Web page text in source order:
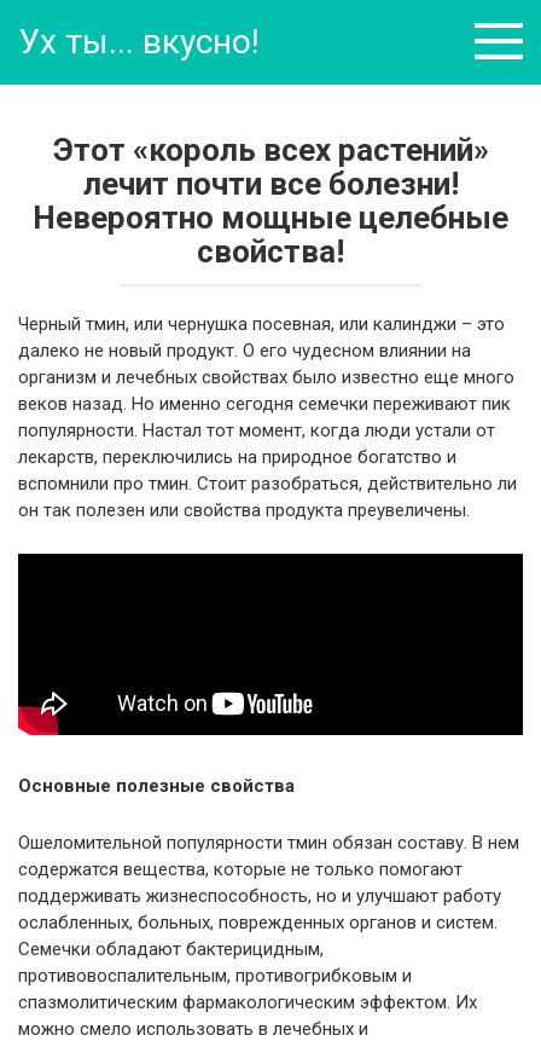
Ух ты... вкусно!
Этот «король всех растений»
лечит почти все болезни!
Невероятно мощные целебные
свойства!
Черный тмин, или чернушка посевная, или калинджи – это
далеко не новый продукт. О его чудесном влиянии на
организм и лечебных свойствах было известно еще много
веков назад. Но именно сегодня семечки переживают пик
популярности. Настал тот момент, когда люди устали от
лекарств, переключились на природное богатство и
вспомнили про тмин. Стоит разобраться, действительно ли
он так полезен или свойства продукта преувеличены.
Основные полезные свойства
Ошеломительной популярности тмин обязан составу. В нем
содержатся вещества, которые не только помогают
поддерживать жизнеспособность, но и улучшают работу
ослабленных, больных, поврежденных органов и систем.
Семечки обладают бактерицидным,
противовоспалительным, противогрибковым и
спазмолитическим фармакологическим эффектом. Их
можно смело использовать в лечебных и